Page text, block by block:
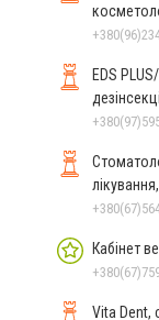
EDS
Кабінет
Vita Dent,